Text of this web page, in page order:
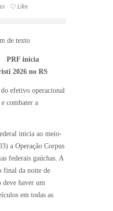
Like
2026 no RS
efetivo operacional
combater a
inicia ao meio-
a Operação Corpus
federais gaúchas. A
final da noite de
deve haver um
em todas as